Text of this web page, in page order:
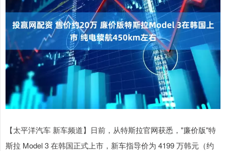
【太平洋汽车 新车频道】日前，从特斯拉官网获悉，"廉价版"特
斯拉 Model 3 在韩国正式上市，新车指导价为 4199 万韩元（约